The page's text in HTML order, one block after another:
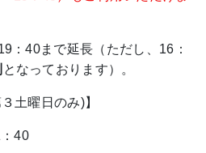
40まで延長（ただし、16：
となっております）。
土曜日のみ)】
40